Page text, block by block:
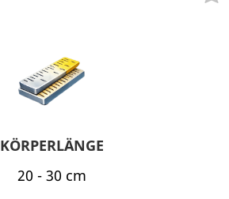
KÖRPERLÄNGE
20 - 30 cm